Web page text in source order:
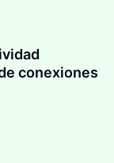
conexiones